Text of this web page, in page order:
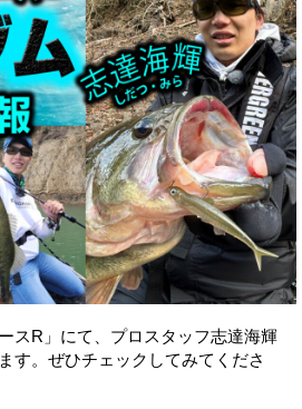
スR」にて、プロスタッフ志達海輝
す。ぜひチェックしてみてくださ